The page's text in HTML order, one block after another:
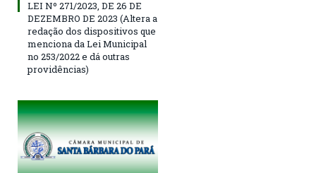
LEI Nº 271/2023, DE 26 DE
DEZEMBRO DE 2023 (Altera a
redação dos dispositivos que
menciona da Lei Municipal
no 253/2022 e dá outras
providências)